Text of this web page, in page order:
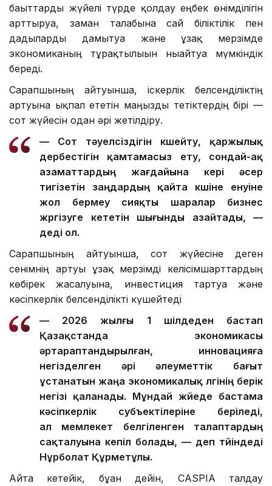
бағыттарды жүйелі түрде қолдау еңбек өнімділігін
арттыруға, заман талабына сай біліктілік пен
дағдыларды дамытуға және ұзақ мерзімде
экономиканың тұрақтылығын нығайтуға мүмкіндік
береді.
Сарапшының айтуынша, іскерлік белсенділіктің
артуына ықпал ететін маңызды тетіктердің бірі —
сот жүйесін одан әрі жетілдіру.
— Сот тәуелсіздігін күшейту, қаржылық
дербестігін қамтамасыз ету, сондай-ақ
азаматтардың жағдайына кері әсер
тигізетін заңдардың қайта күшіне енуіне
жол бермеу сияқты шаралар бизнес
жүргізуге кететін шығынды азайтады, —
деді ол.
Сарапшының айтуынша, сот жүйесіне деген
сенімнің артуы ұзақ мерзімді келісімшарттардың
көбірек жасалуына, инвестиция тартуға және
кәсіпкерлік белсенділікті күшейтеді
— 2026 жылғы 1 шілдеден бастап
Қазақстанда экономикасы
әртараптандырылған, инновацияға
негізделген әрі әлеуметтік бағыт
ұстанатын жаңа экономикалық үлгінің берік
негізі қаланады. Мұндай жүйеде бастама
кәсіпкерлік субъектілеріне беріледі,
ал мемлекет белгіленген талаптардың
сақталуына кепіл болады, — деп түйіндеді
Нұрболат Құрметұлы.
Айта кетейік, бұған дейін, CASPIA талдау